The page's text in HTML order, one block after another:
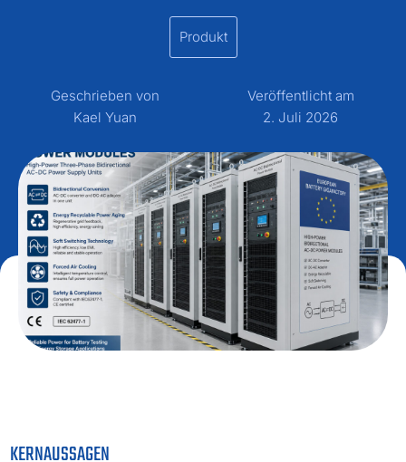
Produkt
Geschrieben von
Kael Yuan
Veröffentlicht am
2. Juli 2026
KERNAUSSAGEN